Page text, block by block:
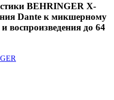
BEHRINGER X-
Dante к микшерному
воспроизведения до 64